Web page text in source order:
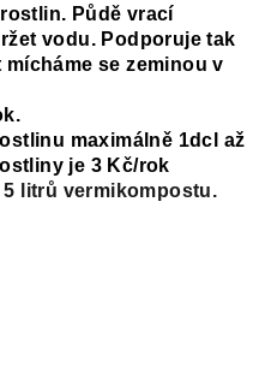
Půdě vrací
vodu. Podporuje tak
se zeminou v
maximálně 1dcl až
je 3 Kč/rok
5 litrů vermikompostu.